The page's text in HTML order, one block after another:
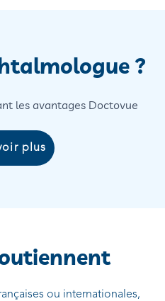
?
les avantages Doctovue
plus
ou internationales,